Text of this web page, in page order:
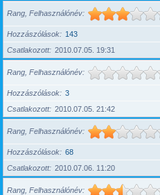
Rang, Felhasználónév
Hozzászólások
143
Csatlakozott
2010.07.05. 19:31
Rang, Felhasználónév
Hozzászólások
3
Csatlakozott
2010.07.05. 21:42
Rang, Felhasználónév
Hozzászólások
68
Csatlakozott
2010.07.06. 11:20
Rang, Felhasználónév